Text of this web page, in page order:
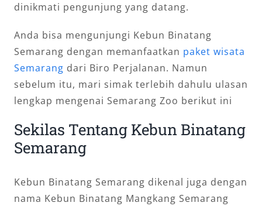
dinikmati pengunjung yang datang.
Anda bisa mengunjungi Kebun Binatang
Semarang dengan memanfaatkan paket wisata
Semarang dari Biro Perjalanan. Namun
sebelum itu, mari simak terlebih dahulu ulasan
lengkap mengenai Semarang Zoo berikut ini
Sekilas Tentang Kebun Binatang
Semarang
Kebun Binatang Semarang dikenal juga dengan
nama Kebun Binatang Mangkang Semarang